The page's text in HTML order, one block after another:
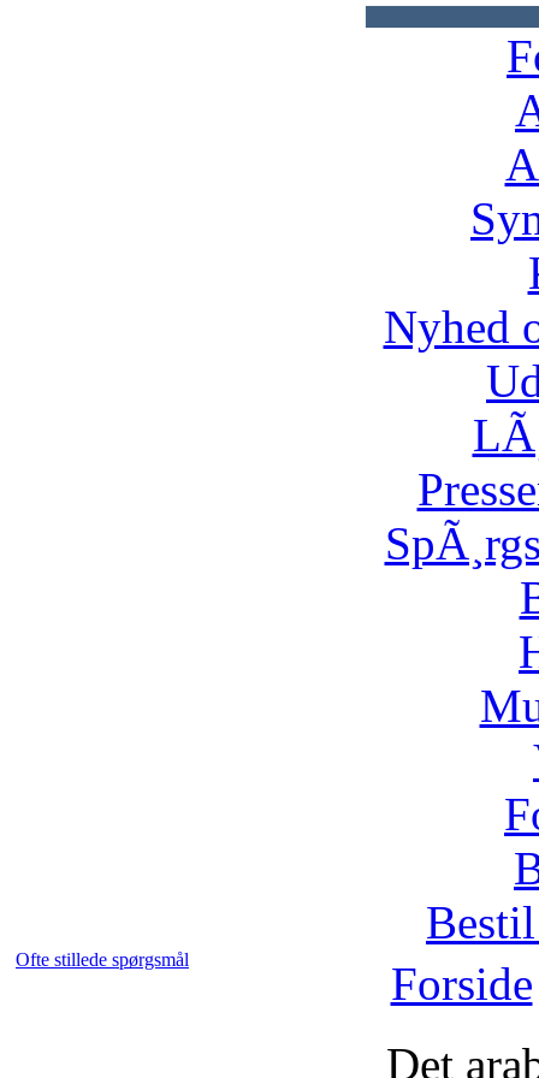
Nyhed
Ofte stillede spørgsmål Forside
Det